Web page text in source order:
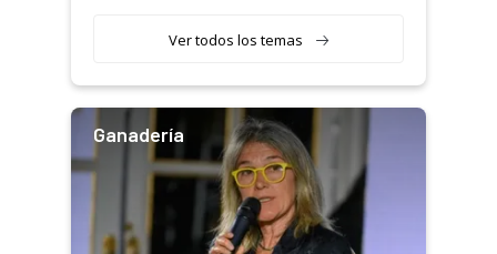
variedades que marcan un
salto tecnológico en genética y
Ver todos los temas
Ganadería